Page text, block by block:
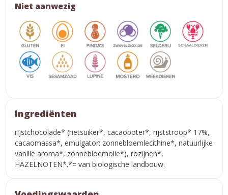
Niet aanwezig
Ingrediënten
rijstchocolade* (rietsuiker*, cacaoboter*, rijststroop* 17%,
cacaomassa*, emulgator: zonnebloemlecithine*, natuurlijke
vanille aroma*, zonnebloemolie*), rozijnen*,
HAZELNOTEN*.*= van biologische landbouw.